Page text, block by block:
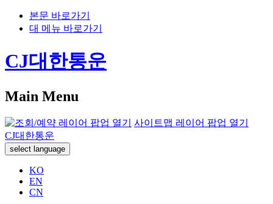
본문 바로가기
대 메뉴 바로가기
CJ대한통운
Main Menu
사이트맵 레이어 팝업 열기
CJ대한통운
select language
KO
EN
CN